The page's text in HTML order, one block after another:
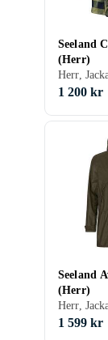
Seeland
(Herr)
1 200 kr
Seeland
(Herr)
Herr,
1 599 kr